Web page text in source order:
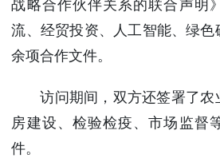
战略合作伙伴关系的联合声明
流、经贸投资、人工智能、绿
余项合作文件。
访问期间，双方还签署了
房建设、检验检疫、市场监督
件。